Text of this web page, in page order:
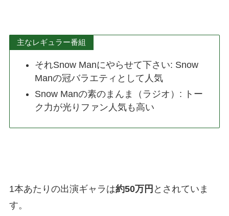
主なレギュラー番組
それSnow Manにやらせて下さい: Snow
Manの冠バラエティとして人気
Snow Manの素のまんま（ラジオ）: トー
ク力が光りファン人気も高い
1本あたりの出演ギャラは約50万円 とされていま
す。